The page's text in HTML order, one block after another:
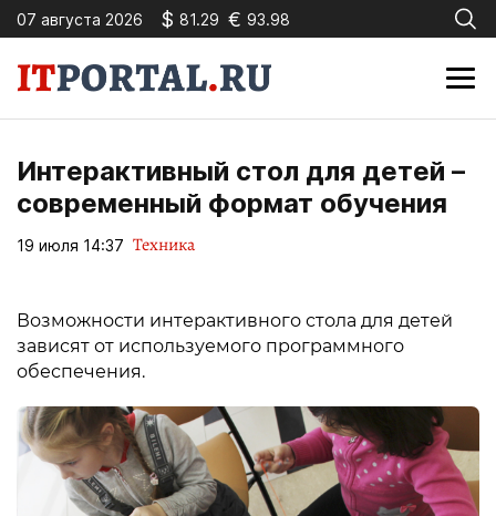
07 августа 2026 $ 81.29 € 93.98
Интерактивный стол для детей –
современный формат обучения
19 июля 14:37 Техника
Возможности интерактивного стола для детей
зависят от используемого программного
обеспечения.